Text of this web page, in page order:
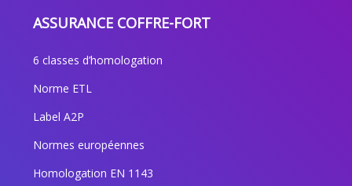
ASSURANCE COFFRE-FORT
6 classes d’homologation
Norme ETL
Label A2P
Normes européennes
Homologation EN 1143